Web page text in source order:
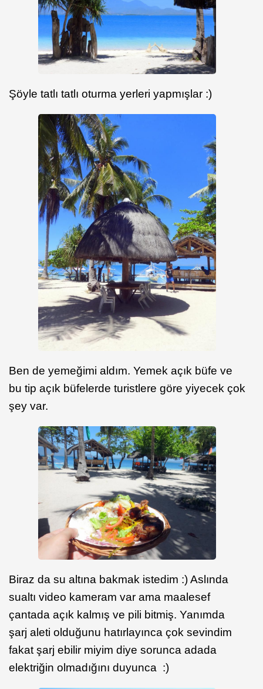
Şöyle tatlı tatlı oturma yerleri yapmışlar :)
Ben de yemeğimi aldım. Yemek açık büfe ve
bu tip açık büfelerde turistlere göre yiyecek çok
şey var.
Biraz da su altına bakmak istedim :) Aslında
sualtı video kameram var ama maalesef
çantada açık kalmış ve pili bitmiş. Yanımda
şarj aleti olduğunu hatırlayınca çok sevindim
fakat şarj ebilir miyim diye sorunca adada
elektriğin olmadığını duyunca :)